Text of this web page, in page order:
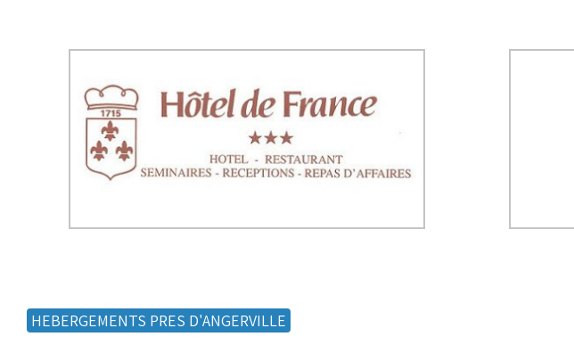
HEBERGEMENTS PRES D'ANGERVILLE
Dons aux associations
Accès au circuit
Chronos et Rapports